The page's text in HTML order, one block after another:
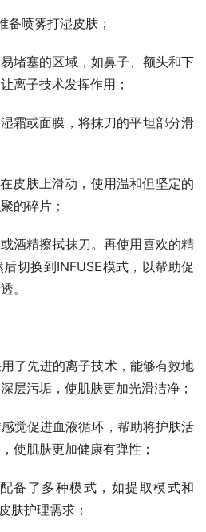
备喷雾打湿皮肤；
堵塞的区域，如鼻子、额头和下
离子技术发挥作用；
霜或面膜，将抹刀的平坦部分滑
皮肤上滑动，使用温和但坚定的
的碎片；
酒精擦拭抹刀。再使用喜欢的精
切换到INFUSE模式，以帮助促
。
了先进的离子技术，能够有效地
层污垢，使肌肤更加光滑洁净；
觉促进血液循环，帮助将护肤活
使肌肤更加健康有弹性；
备了多种模式，如提取模式和
肤护理需求；